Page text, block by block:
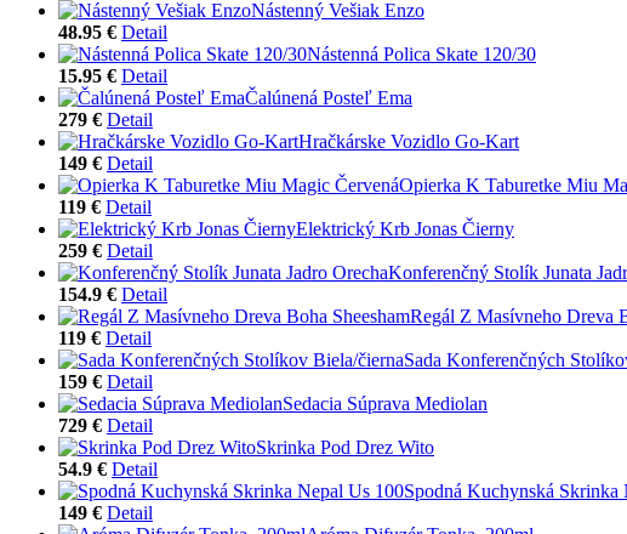
Nástenný Vešiak Enzo
48.95 € Detail
Nástenná Polica Skate 120/30
15.95 € Detail
Čalúnená Posteľ Ema
279 € Detail
Hračkárske Vozidlo Go-Kart
149 € Detail
Opierka K Taburetke Miu
119 € Detail
Elektrický Krb Jonas Čierny
259 € Detail
Konferenčný Stolík Junata
154.9 € Detail
Regál Z Masívneho Dreva
119 € Detail
Sada Konferenčných
159 € Detail
Sedacia Súprava Mediolan
729 € Detail
Skrinka Pod Drez Wito
54.9 € Detail
Spodná Kuchynská Skrinka
149 € Detail